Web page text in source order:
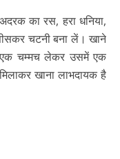
का रस, हरा धनिया,
चटनी बना लें। खाने
चम्मच लेकर उसमें एक
खाना लाभदायक है